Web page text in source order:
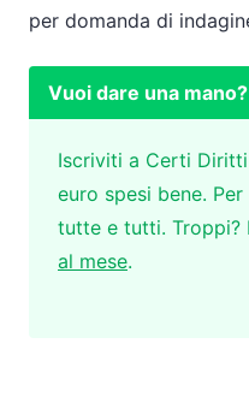
per domanda di
Vuoi dare una mano?
Iscriviti a Certi
euro spesi bene.
tutte e tutti. Troppi?
al mese.